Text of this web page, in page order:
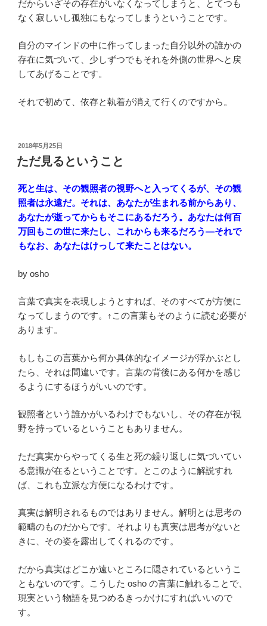
だからいざその存在がいなくなってしまうと、とてつも
なく寂しいし孤独にもなってしまうということです。
自分のマインドの中に作ってしまった自分以外の誰かの
存在に気づいて、少しずつでもそれを外側の世界へと戻
してあげることです。
それで初めて、依存と執着が消えて行くのですから。
投
稿
日:
2018年5月25日
ただ見るということ
死と生は、その観照者の視野へと入ってくるが、その観
照者は永遠だ。それは、あなたが生まれる前からあり、
あなたが逝ってからもそこにあるだろう。あなたは何百
万回もこの世に来たし、これからも来るだろう―それで
もなお、あなたはけっして来たことはない。
by osho
言葉で真実を表現しようとすれば、そのすべてが方便に
なってしまうのです。↑この言葉もそのように読む必要が
あります。
もしもこの言葉から何か具体的なイメージが浮かぶとし
たら、それは間違いです。言葉の背後にある何かを感じ
るようにするほうがいいのです。
観照者という誰かがいるわけでもないし、その存在が視
野を持っているということもありません。
ただ真実からやってくる生と死の繰り返しに気づいてい
る意識が在るということです。とこのように解説すれ
ば、これも立派な方便になるわけです。
真実は解明されるものではありません。解明とは思考の
範疇のものだからです。それよりも真実は思考がないと
きに、その姿を露出してくれるのです。
だから真実はどこか遠いところに隠されているというこ
ともないのです。こうした osho の言葉に触れることで、
現実という物語を見つめるきっかけにすればいいので
す。